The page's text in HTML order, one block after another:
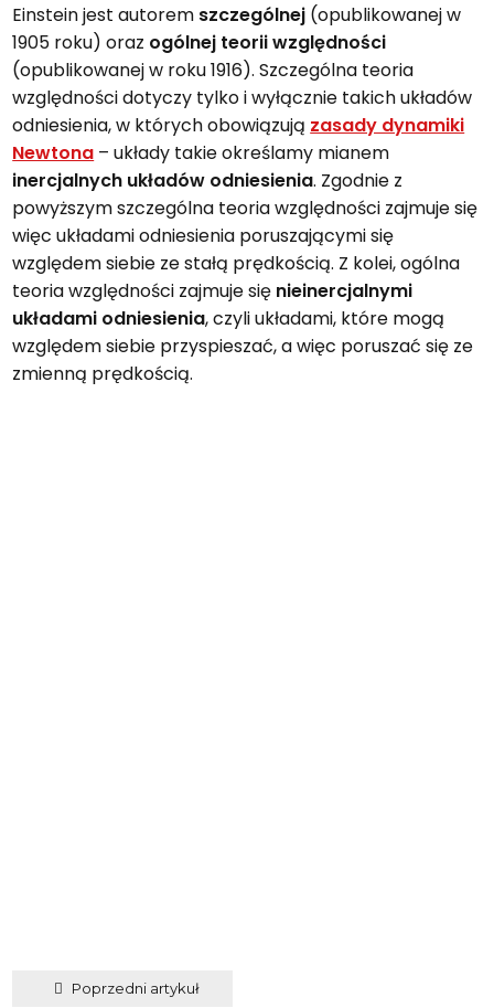
Einstein jest autorem szczególnej (opublikowanej w
1905 roku) oraz ogólnej teorii względności
(opublikowanej w roku 1916). Szczególna teoria
względności dotyczy tylko i wyłącznie takich układów
odniesienia, w których obowiązują zasady dynamiki
Newtona – układy takie określamy mianem
inercjalnych układów odniesienia. Zgodnie z
powyższym szczególna teoria względności zajmuje się
więc układami odniesienia poruszającymi się
względem siebie ze stałą prędkością. Z kolei, ogólna
teoria względności zajmuje się nieinercjalnymi
układami odniesienia, czyli układami, które mogą
względem siebie przyspieszać, a więc poruszać się ze
zmienną prędkością.
Poprzedni artykuł